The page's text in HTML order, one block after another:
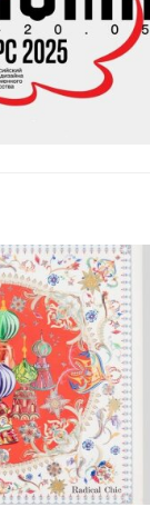
полноцветный
принтер G1X
Росприроднадзор
смешения красок
УФ-принтер Miaki
установлен в ПК